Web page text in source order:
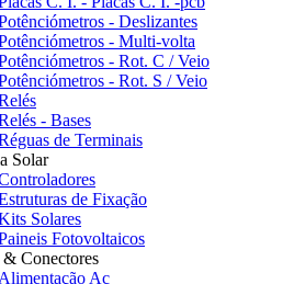
- Deslizantes
- Multi-volta
- Rot. C / Veio
- Rot. S / Veio
- Bases
de Terminais
Solar
de Fixação
Solares
Fotovoltaicos
& Conectores
Alimentação Ac